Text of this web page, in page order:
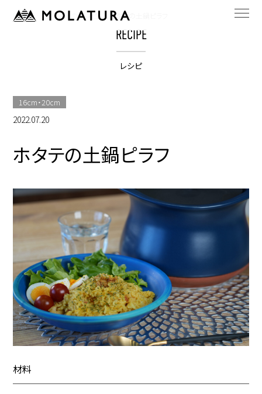
HOME bestpotのレシピ ホタテの土鍋ピラフ
RECIPE
レシピ
16cm・20cm
2022.07.20
ホタテの土鍋ピラフ
材料